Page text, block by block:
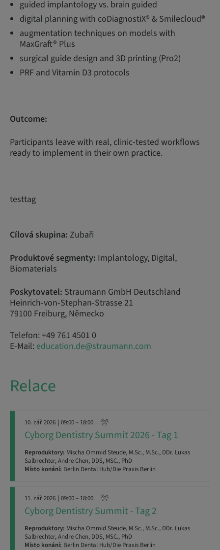
guided implantology vs. brain guided
digital planning with coDiagnostiX® & Smilecloud®
augmentation techniques on models with
MaxGraft® Plus
surgical guide design and 3D printing (Pro2)
PRF and Vitamin D3 protocols
Outcome:
Participants leave with real, clinic-tested workflows
ready to implement in their own practice.
testtag
Cílová skupina: Zubaři
Produktové segmenty: Implantology, Digital,
Biomaterials
Poskytovatel: Straumann GmbH Deutschland
Heinrich-von-Stephan-Strasse 21
79100 Freiburg, Německo
Telefon: +49 761 4501 0
E-Mail: education.de@straumann.com
Relace
10. zář 2026 | 09:00 – 18:00
Cyborg Dentistry Summit 2026 - Tag 1
Reproduktory: Mischa Ommid Steude, M.Sc., M.Sc., DDr. Lukas
Salbrechter, Andre Chen, DDS, MSC., PhD
Místo konání: Berlin Dental Hub/Die Praxis Berlin
11. zář 2026 | 09:00 – 18:00
Cyborg Dentistry Summit - Tag 2
Reproduktory: Mischa Ommid Steude, M.Sc., M.Sc., DDr. Lukas
Salbrechter, Andre Chen, DDS, MSC., PhD
Místo konání: Berlin Dental Hub/Die Praxis Berlin